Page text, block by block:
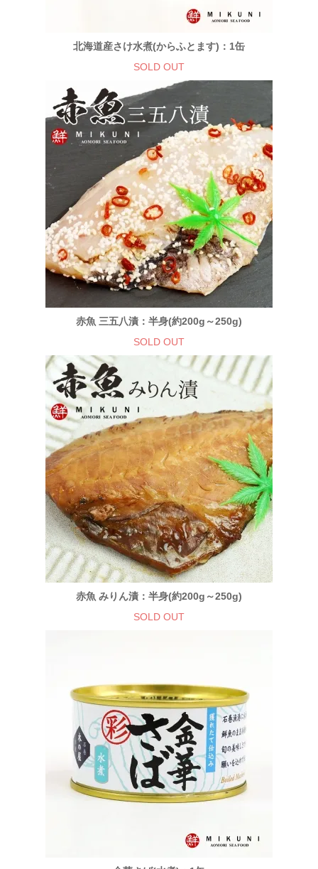
北海道産さけ水煮(からふとます)：1缶
SOLD OUT
赤魚 三五八漬：半身(約200g～250g)
SOLD OUT
赤魚 みりん漬：半身(約200g～250g)
SOLD OUT